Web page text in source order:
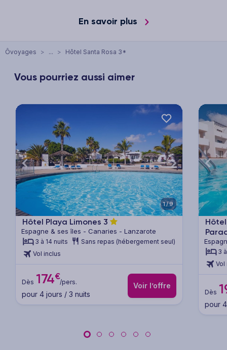
En savoir plus
Ôvoyages > ... > Hôtel Santa Rosa 3*
Vous pourriez aussi aimer
Previous Next
1/9
Hôtel Playa Limones 3
Espagne & ses îles - Canaries - Lanzarote
3 à 14 nuits
Sans repas (hébergement seul)
Vol inclus
Dès 174€
/pers.
pour 4 jours / 3 nuits
Voir l’offre
3
Vol
Dès
pour